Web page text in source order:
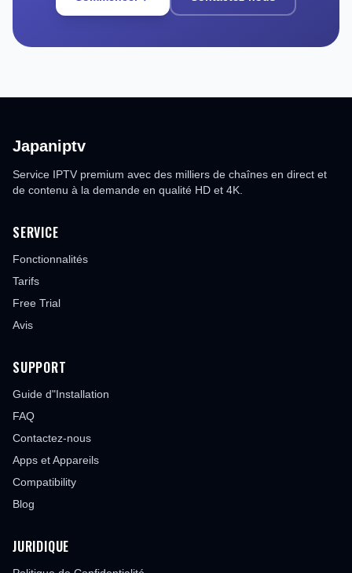
Japaniptv
Service IPTV premium avec des milliers de chaînes en direct et
de contenu à la demande en qualité HD et 4K.
SERVICE
Fonctionnalités
Tarifs
Free Trial
Avis
SUPPORT
Guide d"Installation
FAQ
Contactez-nous
Apps et Appareils
Compatibility
Blog
JURIDIQUE